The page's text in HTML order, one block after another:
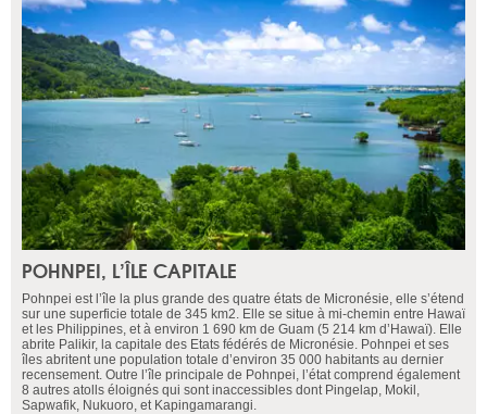
POHNPEI, L’ÎLE CAPITALE
Pohnpei est l’île la plus grande des quatre états de Micronésie, elle s’étend
sur une superficie totale de 345 km2. Elle se situe à mi-chemin entre Hawaï
et les Philippines, et à environ 1 690 km de Guam (5 214 km d’Hawaï). Elle
abrite Palikir, la capitale des Etats fédérés de Micronésie. Pohnpei et ses
îles abritent une population totale d’environ 35 000 habitants au dernier
recensement. Outre l’île principale de Pohnpei, l’état comprend également
8 autres atolls éloignés qui sont inaccessibles dont Pingelap, Mokil,
Sapwafik, Nukuoro, et Kapingamarangi.